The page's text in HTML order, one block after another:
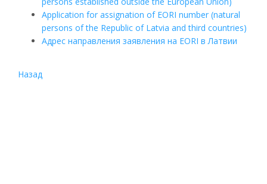
Application for assignation of EORI number (natural
persons of the Republic of Latvia and third countries)
Адрес направления заявления на EORI в Латвии
Назад